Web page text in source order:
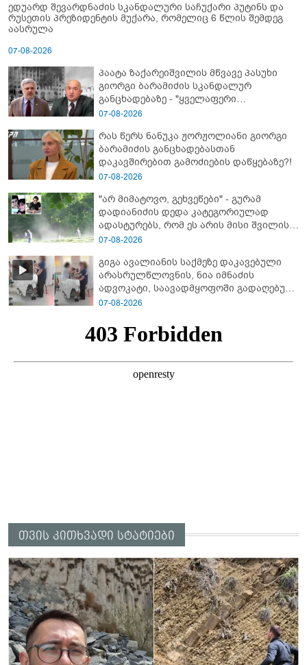
ედუარდ შევარდნაძის სკანდალური საჩუქარი პუტინს და
რუსეთის პრეზიდენტის მუქარა, რომელიც 6 წლის შემდეგ
აასრულა
07-08-2026
პაატა ზაქარეიშვილის მწვავე პასუხი
გიორგი ბარამიძის სკანდალურ
განცხადებაზე - "ყველაფერი
დეტალურად ვიცი... კამანში მოკლული
ბარამიძე კი ტყუის"
07-08-2026
რას წერს ნანუკა ჟორჟოლიანი გიორგი
ბარამიძის განცხადებასთან
დაკავშირებით გამოძიების დაწყებაზე?!
07-08-2026
"არ მიმატოვო, გეხვეწები" - გუ­რა­მ
დადიანიძის დედა კა­ტე­გო­რი­უ­ლად
ადას­ტუ­რებს, რომ ეს არის მისი შვი­ლის
ხმა
07-08-2026
გიგა ავალიანის საქმეზე დაკავებული
არასრულწლოვნის, ნია იმნაძის
ადვოკატი, საავადმყოფოში გადაღებულ
კადრებს ავრცელებს
07-08-2026
თვის კითხვადი სტატიები